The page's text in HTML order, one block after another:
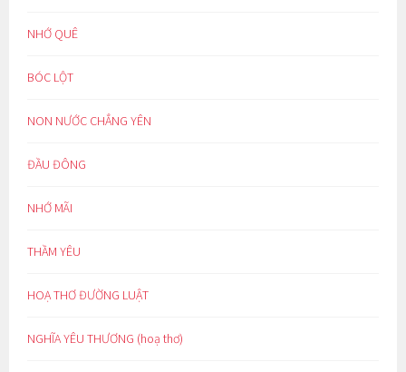
NHỚ QUÊ
BÓC LỘT
NON NƯỚC CHẲNG YÊN
ĐẦU ĐÔNG
NHỚ MÃI
THẦM YÊU
HOẠ THƠ ĐƯỜNG LUẬT
NGHĨA YÊU THƯƠNG (hoạ thơ)